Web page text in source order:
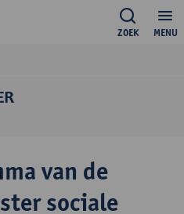
MENU
ZOEK
van de
sociale